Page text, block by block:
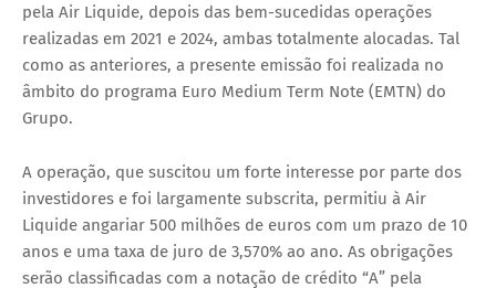
pela Air Liquide, depois das bem-sucedidas operações
realizadas em 2021 e 2024, ambas totalmente alocadas. Tal
como as anteriores, a presente emissão foi realizada no
âmbito do programa Euro Medium Term Note (EMTN) do
Grupo.
A operação, que suscitou um forte interesse por parte dos
investidores e foi largamente subscrita, permitiu à Air
Liquide angariar 500 milhões de euros com um prazo de 10
anos e uma taxa de juro de 3,570% ao ano. As obrigações
serão classificadas com a notação de crédito “A” pela